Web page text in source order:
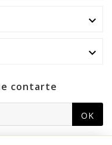


contarte
OK